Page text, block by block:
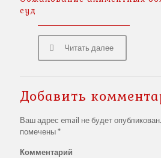
суд
Читать далее
Добавить
Ваш адрес email не будет опубликован.
помечены*
Комментарий